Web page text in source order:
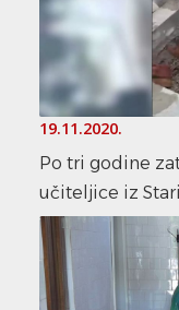
19.11.2020.
Po tri godine
učiteljice iz